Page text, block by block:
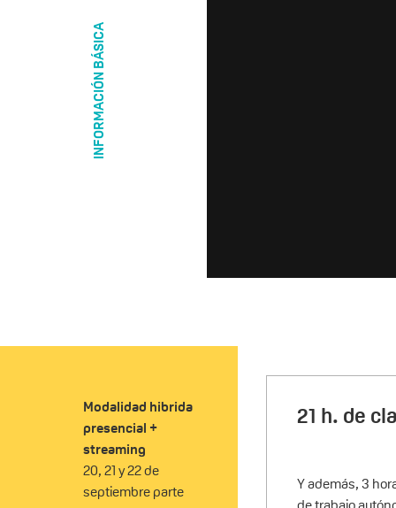
INFORMACIÓN BÁSICA
Modalidad hibrida
presencial +
streaming
20, 21 y 22 de
septiembre parte
21 h. de
Y además, 3